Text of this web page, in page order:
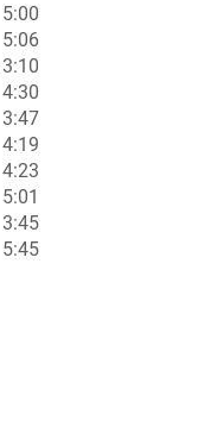
5:00
5:06
3:10
4:30
3:47
4:19
4:23
5:01
3:45
5:45